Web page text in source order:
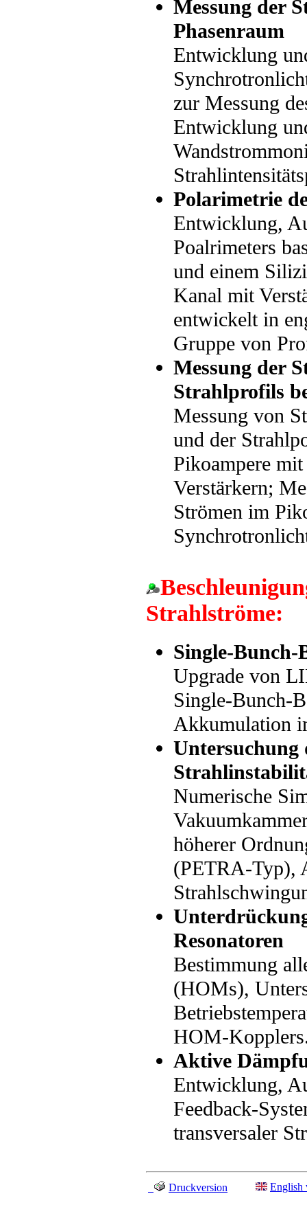
Messung der
Phasenraum
Entwicklung
zur Messung
Entwicklung
Polarimetrie
Entwicklung,
Poalrimeters
und einem
Kanal mit
entwickelt in
Gruppe von
Messung der
Strahlprofils
Messung von
und der
Pikoampere
Verstärkern;
Strömen im
Strahlströme:
Single-Bunch-
Upgrade von
Single-Bunch-
Akkumulation
Untersuchung
Numerische
höherer
(PETRA-Typ),
Resonatoren
Bestimmung
(HOMs),
HOM-
Aktive
Entwicklung,
Feedback-
transversaler
Druckversion English